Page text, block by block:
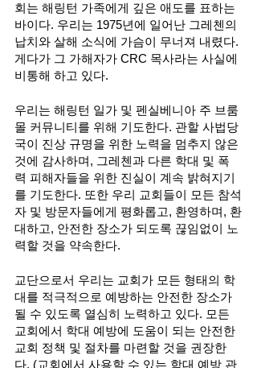
회는 해링턴 가족에게 깊은 애도를 표하는
바이다. 우리는 1975년에 일어난 그레첸의
납치와 살해 소식에 가슴이 무너져 내렸다.
게다가 그 가해자가 CRC 목사라는 사실에
비통해 하고 있다.
우리는 해링턴 일가 및 펜실베니아 주 브룸
몰 커뮤니티를 위해 기도한다. 관할 사법당
국이 진상 규명을 위한 노력을 멈추지 않은
것에 감사하며, 그레첸과 다른 학대 및 폭
력 피해자들을 위한 진실이 계속 밝혀지기
를 기도한다. 또한 우리 교회들이 모든 참석
자 및 방문자들에게 평화롭고, 환영하며, 환
대하고, 안전한 장소가 되도록 끊임없이 노
력할 것을 약속한다.
교단으로서 우리는 교회가 모든 형태의 학
대를 적극적으로 예방하는 안전한 장소가
될 수 있도록 열심히 노력하고 있다. 모든
교회에서 학대 예방에 도움이 되는 안전한
교회 정책 및 절차를 마련할 것을 권장한
다. (교회에서 사용할 수 있는 학대 예방 관